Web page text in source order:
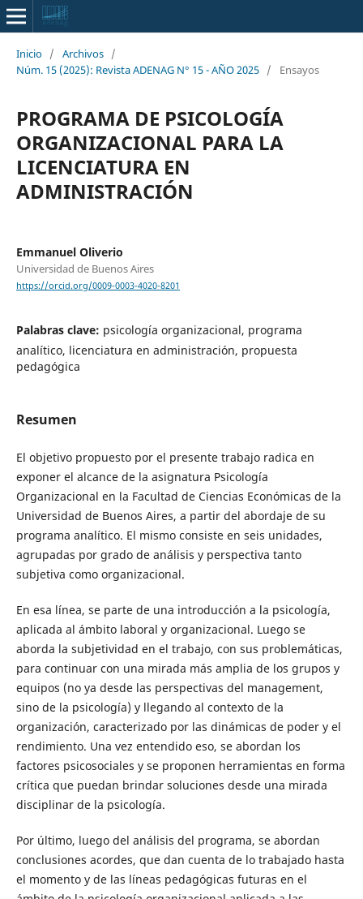
Inicio / Archivos /
Núm. 15 (2025): Revista ADENAG N° 15 - AÑO 2025 / Ensayos
PROGRAMA DE PSICOLOGÍA
ORGANIZACIONAL PARA LA
LICENCIATURA EN
ADMINISTRACIÓN
Emmanuel Oliverio
Universidad de Buenos Aires
https://orcid.org/0009-0003-4020-8201
Palabras clave: psicología organizacional, programa
analítico, licenciatura en administración, propuesta
pedagógica
Resumen
El objetivo propuesto por el presente trabajo radica en
exponer el alcance de la asignatura Psicología
Organizacional en la Facultad de Ciencias Económicas de la
Universidad de Buenos Aires, a partir del abordaje de su
programa analítico. El mismo consiste en seis unidades,
agrupadas por grado de análisis y perspectiva tanto
subjetiva como organizacional.
En esa línea, se parte de una introducción a la psicología,
aplicada al ámbito laboral y organizacional. Luego se
aborda la subjetividad en el trabajo, con sus problemáticas,
para continuar con una mirada más amplia de los grupos y
equipos (no ya desde las perspectivas del management,
sino de la psicología) y llegando al contexto de la
organización, caracterizado por las dinámicas de poder y el
rendimiento. Una vez entendido eso, se abordan los
factores psicosociales y se proponen herramientas en forma
crítica que puedan brindar soluciones desde una mirada
disciplinar de la psicología.
Por último, luego del análisis del programa, se abordan
conclusiones acordes, que dan cuenta de lo trabajado hasta
el momento y de las líneas pedagógicas futuras en el